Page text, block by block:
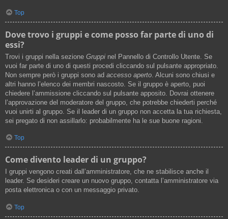
Top
Dove trovo i gruppi e come posso far parte di uno di
essi?
Trovi i gruppi nella sezione Gruppi nel Pannello di Controllo Utente. Se
vuoi far parte di uno di questi procedi cliccando sul pulsante appropriato.
Non sempre però i gruppi sono ad accesso aperto . Alcuni sono chiusi e
altri hanno l’elenco dei membri nascosto. Se il gruppo è aperto, puoi
chiedere l’ammissione cliccando sul pulsante apposito. Dovrai ottenere
l’approvazione del moderatore del gruppo, che potrebbe chiederti perché
vuoi unirti al gruppo. Se il leader di un gruppo non accetta la tua richiesta,
sei pregato di non assillarlo: probabilmente ha le sue buone ragioni.
Top
Come divento leader di un gruppo?
I gruppi vengono creati dall’amministratore, che ne stabilisce anche il
leader. Se desideri creare un nuovo gruppo, contatta l’amministratore via
posta elettronica o con un messaggio privato.
Top